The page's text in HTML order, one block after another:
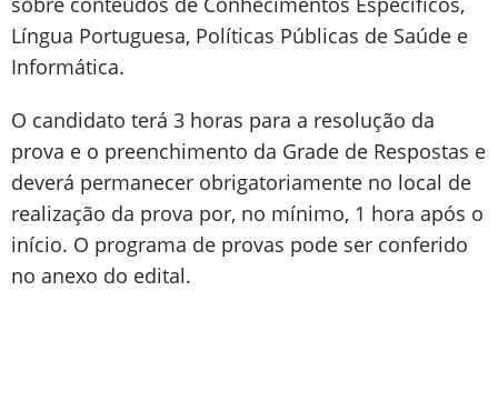
Língua Portuguesa, Políticas Públicas de Saúde e
Informática.
O candidato terá 3 horas para a resolução da
prova e o preenchimento da Grade de Respostas e
deverá permanecer obrigatoriamente no local de
realização da prova por, no mínimo, 1 hora após o
início. O programa de provas pode ser conferido
no anexo do edital.